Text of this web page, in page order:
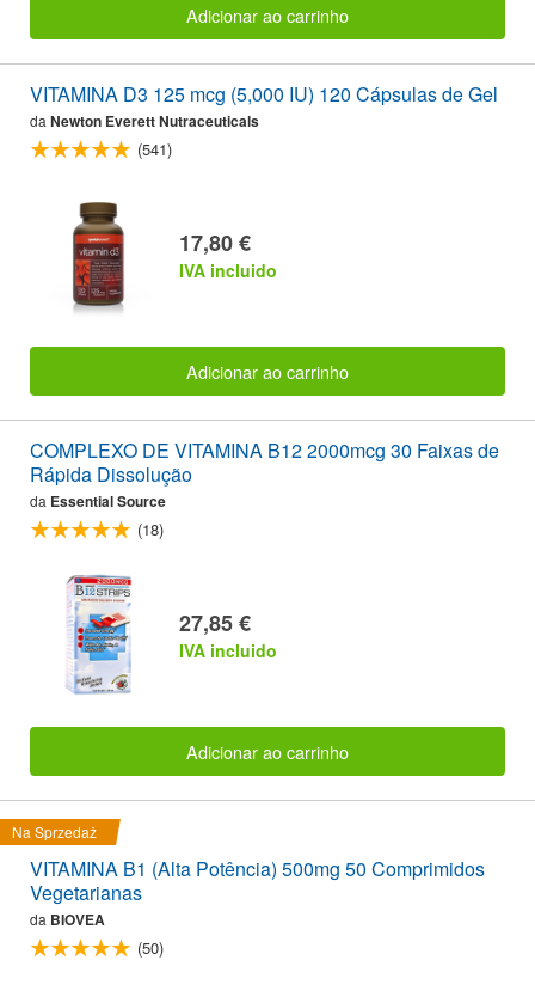
Adicionar ao carrinho
VITAMINA D3 125 mcg (5,000 IU) 120 Cápsulas de Gel
da Newton Everett Nutraceuticals
(541)
17,80 €
IVA incluido
Adicionar ao carrinho
COMPLEXO DE VITAMINA B12 2000mcg 30 Faixas de
Rápida Dissolução
da Essential Source
(18)
27,85 €
IVA incluido
Adicionar ao carrinho
Na Sprzedaż
VITAMINA B1 (Alta Potência) 500mg 50 Comprimidos
Vegetarianas
da BIOVEA
(50)